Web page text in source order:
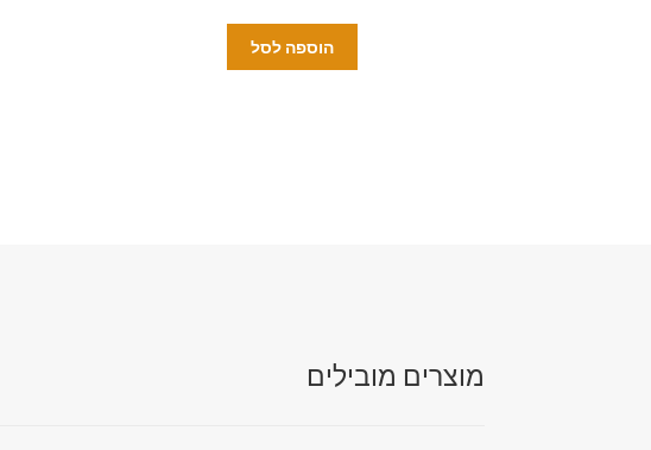
הוספה לסל
מוצרים מובילים